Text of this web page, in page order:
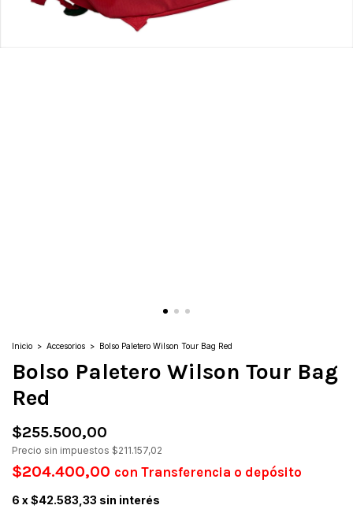
Inicio > Accesorios > Bolso Paletero Wilson Tour Bag Red
Bolso Paletero Wilson Tour Bag
Red
$255.500,00
Precio sin impuestos $211.157,02
$204.400,00 con Transferencia o depósito
6 x$42.583,33 sin interés